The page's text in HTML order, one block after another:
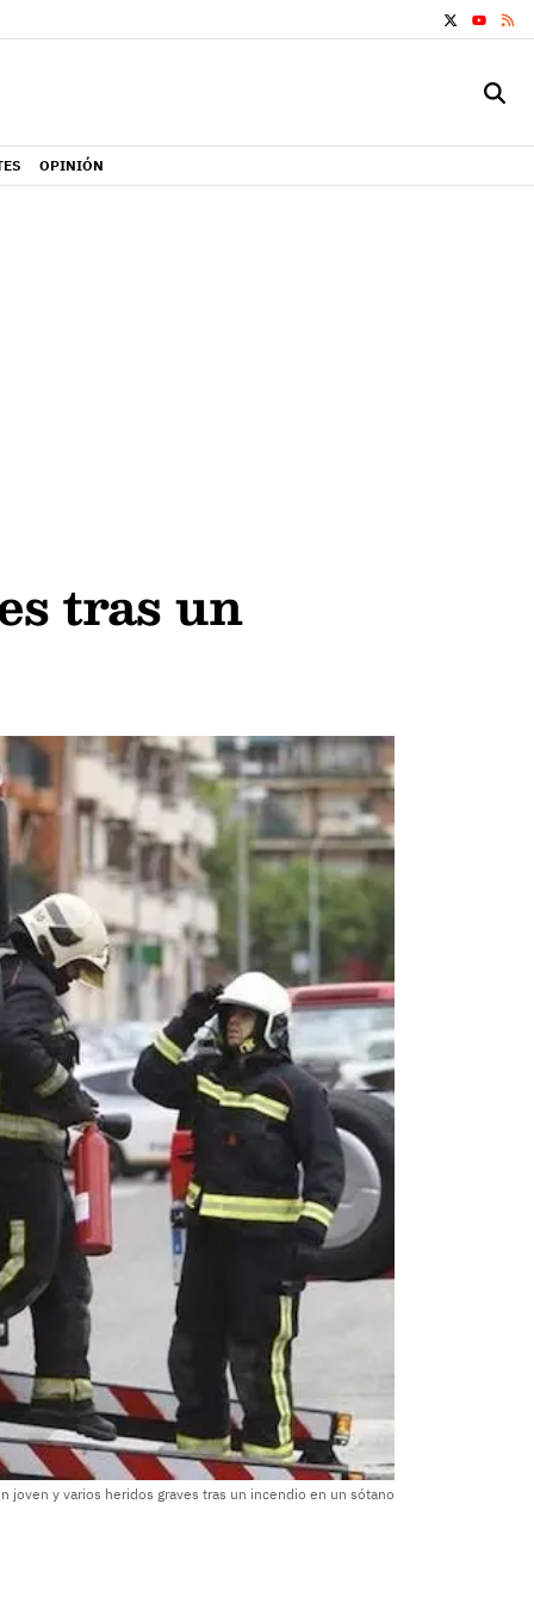
YOUTUBE
OPINIÓN
tras un
joven y varios heridos graves tras un incendio en un sótano